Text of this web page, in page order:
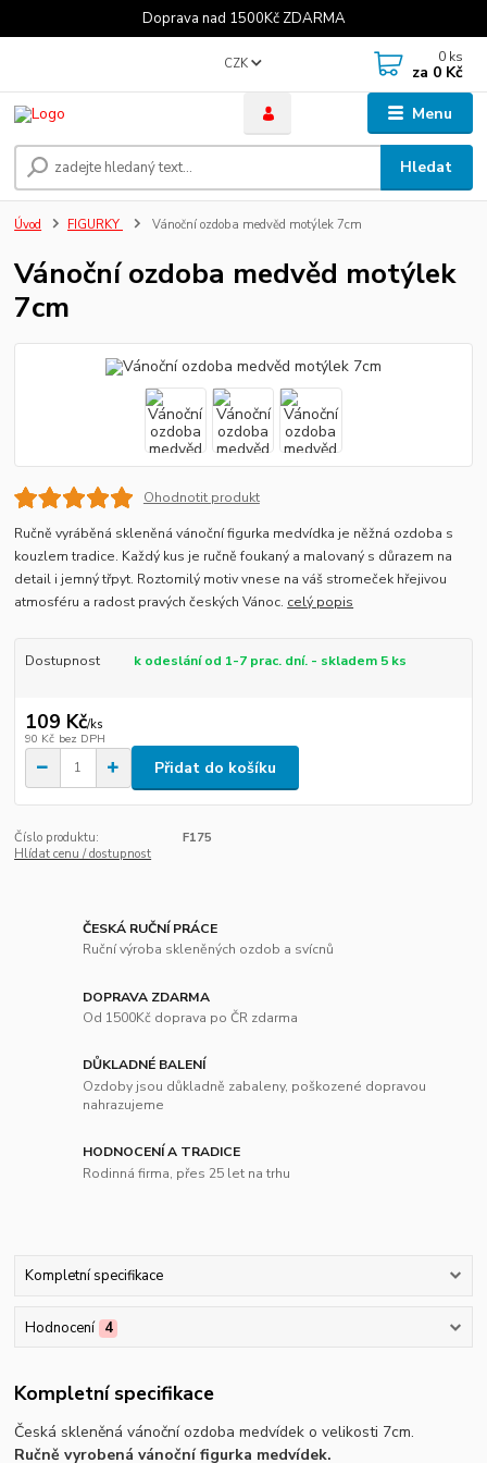
Doprava nad 1500Kč ZDARMA
Menu
CZK
Hledat
0 ks
za 0 Kč
Úvod FIGURKY Vánoční ozdoba medvěd motýlek 7cm
Vánoční ozdoba medvěd motýlek
7cm
Ohodnotit produkt
Ručně vyráběná skleněná vánoční figurka medvídka je něžná ozdoba s
kouzlem tradice. Každý kus je ručně foukaný a malovaný s důrazem na
detail i jemný třpyt. Roztomilý motiv vnese na váš stromeček hřejivou
atmosféru a radost pravých českých Vánoc. celý popis
Dostupnost k odeslání od 1-7 prac. dní. - skladem 5 ks
109 Kč/ks
90 Kč bez DPH
Přidat do košíku
Číslo produktu:
F175
Hlídat cenu / dostupnost
ČESKÁ RUČNÍ PRÁCE
Ruční výroba skleněných ozdob a svícnů
DOPRAVA ZDARMA
Od 1500Kč doprava po ČR zdarma
DŮKLADNÉ BALENÍ
Ozdoby jsou důkladně zabaleny, poškozené dopravou
nahrazujeme
HODNOCENÍ A TRADICE
Rodinná firma, přes 25 let na trhu
Kompletní specifikace
Hodnocení 4
Kompletní specifikace
Česká skleněná vánoční ozdoba medvídek o velikosti 7cm.
Ručně vyrobená vánoční figurka medvídek.